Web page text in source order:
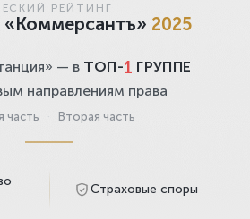
РЕЙТИНГ
«Коммерсантъ» 2025
— в ТОП-1 ГРУППЕ
направлениям права
часть Вторая часть
Страховые споры